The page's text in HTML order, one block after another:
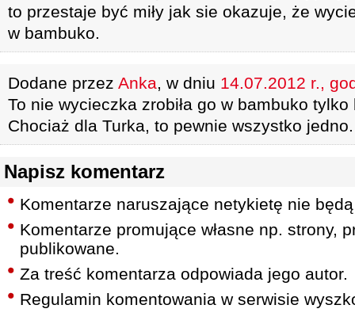
to przestaje być miły jak sie okazuje, że
w bambuko.
Dodane przez Anka, w dniu 14.07.2012 r.,
To nie wycieczka zrobiła go w bambuko
Chociaż dla Turka, to pewnie wszystko jedno.
Napisz komentarz
Komentarze naruszające netykietę nie
Komentarze promujące własne np. strony,
publikowane.
Za treść komentarza odpowiada jego autor.
Regulamin komentowania w serwisie